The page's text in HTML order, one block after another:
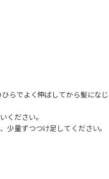
らでよく伸ばしてから髪にな
ください。
少量ずつつけ足してください。